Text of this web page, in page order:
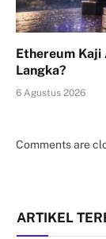
Ethereum Kaji
Langka?
6 Agustus 2026
Comments are
ARTIKEL